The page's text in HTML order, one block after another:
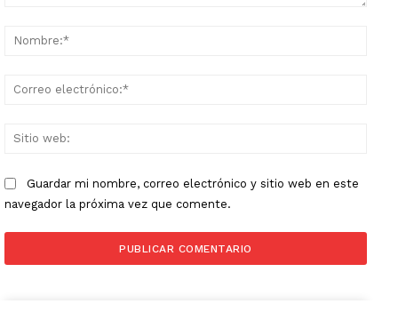
Guardar mi nombre, correo electrónico y sitio web en este
navegador la próxima vez que comente.